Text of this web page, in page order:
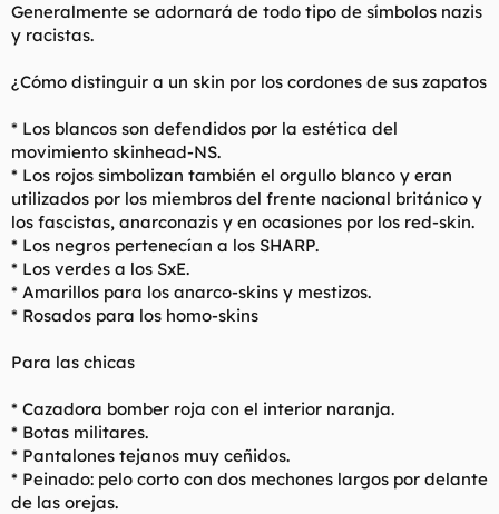
Generalmente se adornará de todo tipo de símbolos nazis
y racistas.
¿Cómo distinguir a un skin por los cordones de sus zapatos
* Los blancos son defendidos por la estética del
movimiento skinhead-NS.
* Los rojos simbolizan también el orgullo blanco y eran
utilizados por los miembros del frente nacional británico y
los fascistas, anarconazis y en ocasiones por los red-skin.
* Los negros pertenecían a los SHARP.
* Los verdes a los SxE.
* Amarillos para los anarco-skins y mestizos.
* Rosados para los homo-skins
Para las chicas
* Cazadora bomber roja con el interior naranja.
* Botas militares.
* Pantalones tejanos muy ceñidos.
* Peinado: pelo corto con dos mechones largos por delante
de las orejas.